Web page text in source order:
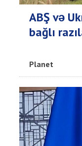
ABŞ və
bağlı
Planet